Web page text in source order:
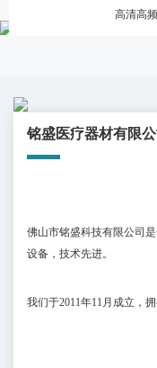
高清高
铭盛医疗器材有限公
佛山市铭盛科技有限公司
设备，技术先进。
我们于2011年11 月成立，